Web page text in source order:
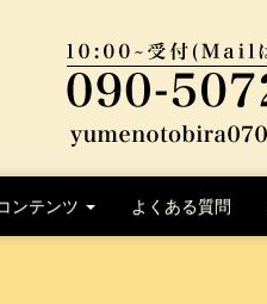
ンテンツ よくある質問